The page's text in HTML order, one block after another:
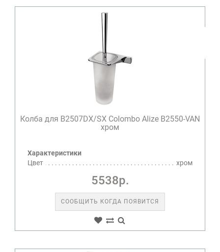
Колба для B2507DX/SX Colombo Alize B2550-VAN
хром
Характеристики
Цвет
хром
5538р.
СООБЩИТЬ КОГДА ПОЯВИТСЯ